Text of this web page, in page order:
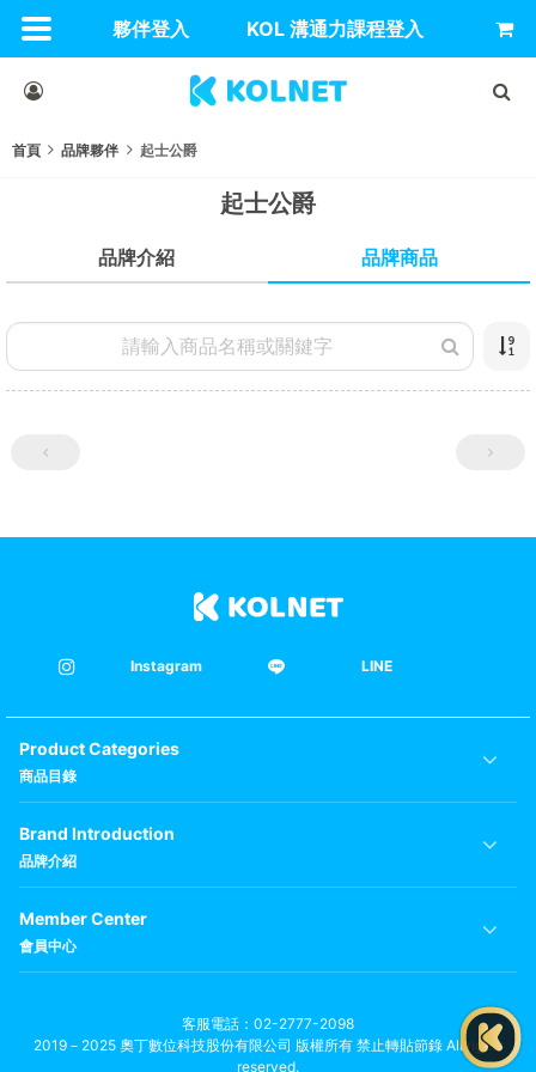
夥伴登入 KOL 溝通力課程登入
首頁 品牌夥伴 起士公爵
起士公爵
品牌介紹 品牌商品
Instagram LINE
Product Categories
商品目錄
Brand Introduction
品牌介紹
Member Center
會員中心
客服電話
02-2777-2098
2019－2025 奧丁數位科技股份有限公司 版權所有 禁止轉貼節錄 All rights
reserved.